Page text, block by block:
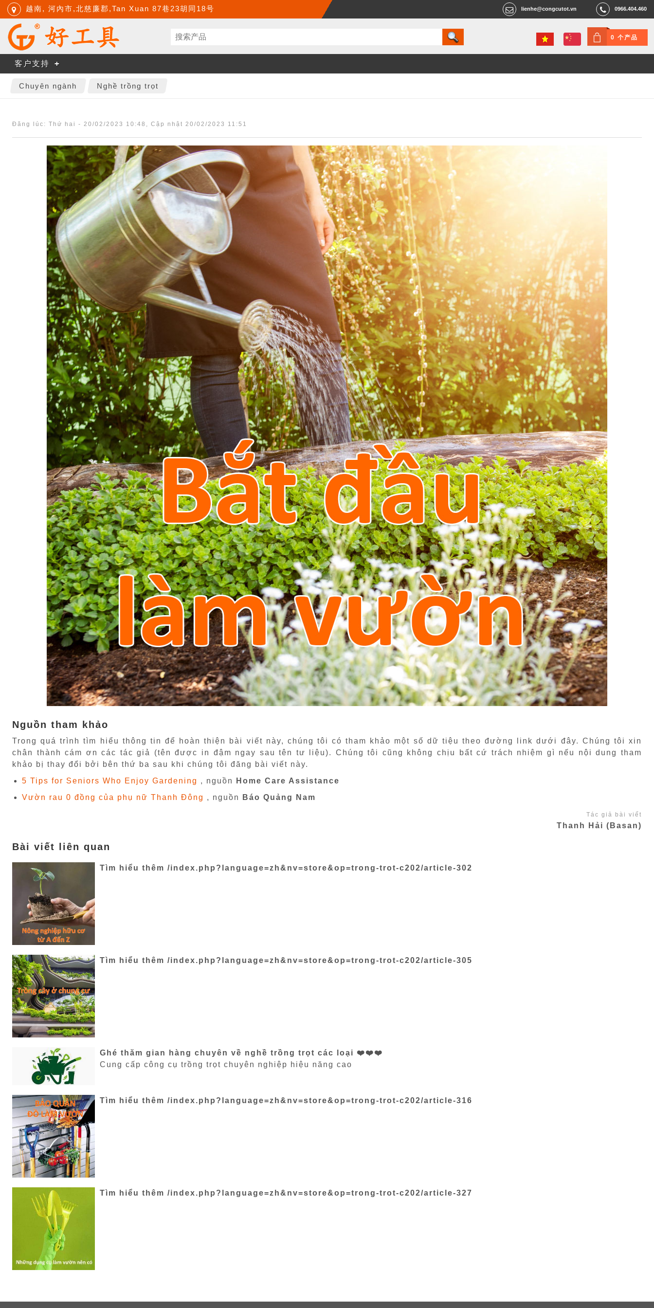
越南, 河內市,北慈廉郡,Tan Xuan 87巷23胡同18号 0966.404.460
lienhe@congcutot.vn
0 个产品
客户支持
Chuyên ngành Nghề trồng trọt
Đăng lúc: Thứ hai - 20/02/2023 10:48 , Cập nhật 20/02/2023 11:51
Nguồn tham khảo
Trong quá trình tìm hiểu thông tin để hoàn thiện bài viết này, chúng tôi có tham khảo một số dữ tiệu theo đường link dưới đây. Chúng tôi xin
chân thành cám ơn các tác giả (tên được in đậm ngay sau tên tư liệu). Chúng tôi cũng không chịu bất cứ trách nhiệm gì nếu nội dung tham
khảo bị thay đổi bởi bên thứ ba sau khi chúng tôi đăng bài viết này.
5 Tips for Seniors Who Enjoy Gardening , nguồn
Home Care Assistance
Vườn rau 0 đồng của phụ nữ Thanh Đông , nguồn Báo Quảng Nam
Tác giả bài viết
Thanh Hải (Basan)
Bài viết liên quan
Tìm hiểu thêm /index.php?language=zh&nv=store&op=trong-trot-c202/article-302
Tìm hiểu thêm /index.php?language=zh&nv=store&op=trong-trot-c202/article-305
Ghé thăm gian hàng chuyên về nghề trồng trọt các loại ❤️❤️❤️
Cung cấp công cụ trồng trọt chuyên nghiệp hiệu năng cao
Tìm hiểu thêm /index.php?language=zh&nv=store&op=trong-trot-c202/article-316
Tìm hiểu thêm /index.php?language=zh&nv=store&op=trong-trot-c202/article-327